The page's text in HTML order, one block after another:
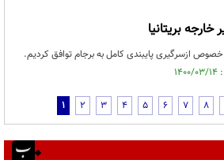
بریتانیا
ازسرگیری پایبندی کامل به برجام توافق کردیم.
1 2 3 4 5 6 7 8